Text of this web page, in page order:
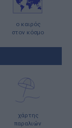
ο καιρός
στον κόσμο
χάρτης
παραλιών